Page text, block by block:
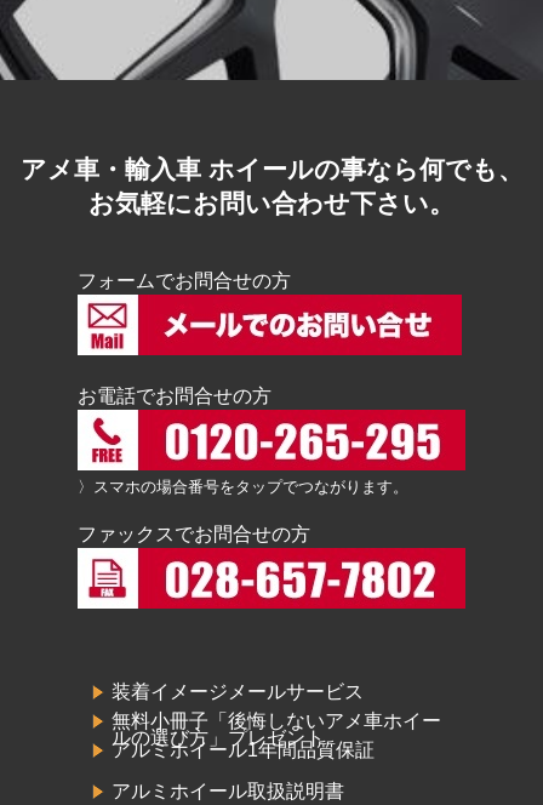
アメ車・輸入車 ホイールの事なら何でも、
お気軽にお問い合わせ下さい。
フォームでお問合せの方
お電話でお問合せの方
〉スマホの場合番号をタップでつながります。
ファックスでお問合せの方
装着イメージメールサービス
無料小冊子「後悔しないアメ車ホイー
ルの選び方」プレゼント
アルミホイール1年間品質保証
アルミホイール取扱説明書